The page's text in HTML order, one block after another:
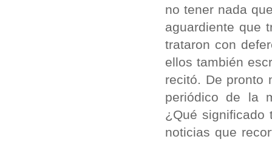
no tener nada
aguardiente que
trataron con
ellos también
recitó. De pronto
periódico de la
¿Qué significado
noticias que